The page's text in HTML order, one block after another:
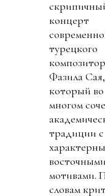
концерт
турецкого
Фазила Сая,
который во
многом
традиции с
восточными
мотивами.
словам